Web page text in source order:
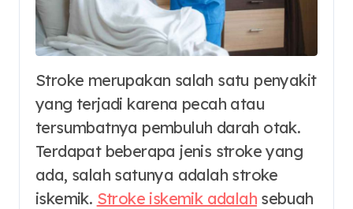
Stroke merupakan salah satu penyakit
yang terjadi karena pecah atau
tersumbatnya pembuluh darah otak.
Terdapat beberapa jenis stroke yang
ada, salah satunya adalah stroke
iskemik. Stroke iskemik adalah sebuah